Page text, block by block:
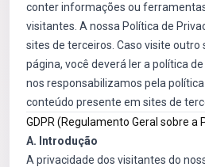
conter informações ou
visitantes. A nossa Política de
sites de terceiros. Caso visite outro
página, você deverá ler a política
nos responsabilizamos pela
conteúdo presente em sites de
GDPR (Regulamento Geral sobre a
A. Introdução
A privacidade dos visitantes do